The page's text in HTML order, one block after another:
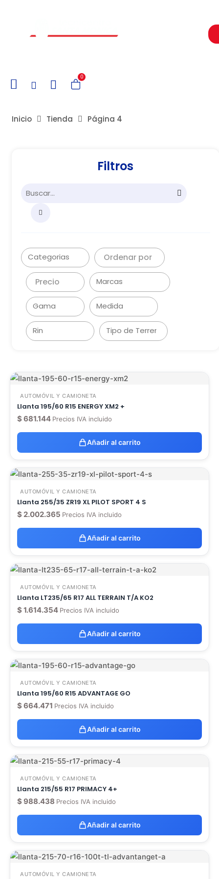
0
Inicio Tienda Página 4
Filtros
Ordenar por
Precio
AUTOMÓVIL Y CAMIONETA
Llanta 195/60 R15 ENERGY XM2 +
$ 681.144 Precios IVA incluido
Añadir al carrito
AUTOMÓVIL Y CAMIONETA
Llanta 255/35 ZR19 XL PILOT SPORT 4 S
$ 2.002.365 Precios IVA incluido
Añadir al carrito
AUTOMÓVIL Y CAMIONETA
Llanta LT235/65 R17 ALL TERRAIN T/A KO2
$ 1.614.354 Precios IVA incluido
Añadir al carrito
AUTOMÓVIL Y CAMIONETA
Llanta 195/60 R15 ADVANTAGE GO
$ 664.471 Precios IVA incluido
Añadir al carrito
AUTOMÓVIL Y CAMIONETA
Llanta 215/55 R17 PRIMACY 4+
$ 988.438 Precios IVA incluido
Añadir al carrito
AUTOMÓVIL Y CAMIONETA